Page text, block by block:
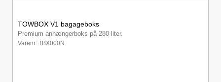
TOWBOX V1 bagageboks
Premium anhængerboks på 280 liter.
Varenr: TBX000N